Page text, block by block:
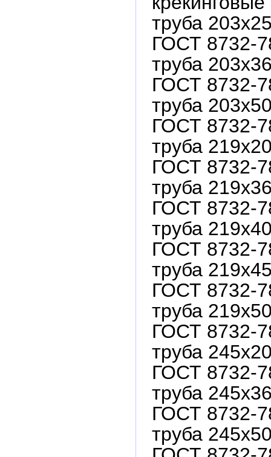
труба
ГОСТ 8732-
труба
ГОСТ 8732-
труба
ГОСТ 8732-
труба
ГОСТ 8732-
труба
ГОСТ 8732-
труба
ГОСТ 8732-
труба
ГОСТ 8732-
труба
ГОСТ 8732-
труба
ГОСТ 8732-
труба
ГОСТ 8732-
труба